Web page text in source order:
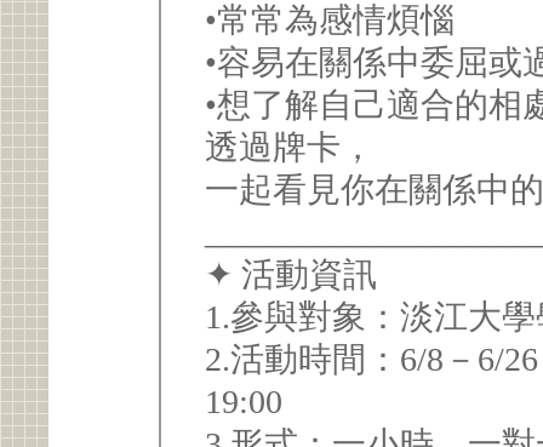
•常常為感情煩惱
•容易在關係中委屈或
•想了解自己適合的相
透過牌卡，
一起看見你在關係中
✦ 活動資訊
1.參與對象：淡江大
2.活動時間：6/8－6/
19:00